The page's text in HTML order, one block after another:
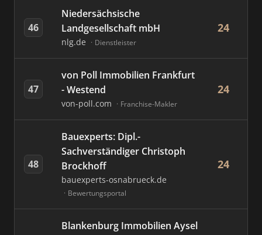
46
Niedersächsische
Landgesellschaft mbH
nlg.de Dienstleister
24
47
von Poll Immobilien Frankfurt
- Westend
von-poll.com Franchise-Makler
24
48
Bauexperts: Dipl.-
Sachverständiger Christoph
Brockhoff
bauexperts-osnabrueck.de
Bewertungsportal
24
Blankenburg Immobilien Aysel